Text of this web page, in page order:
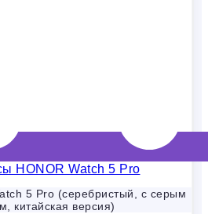
5 Pro (серебристый, с серым
китайская версия)